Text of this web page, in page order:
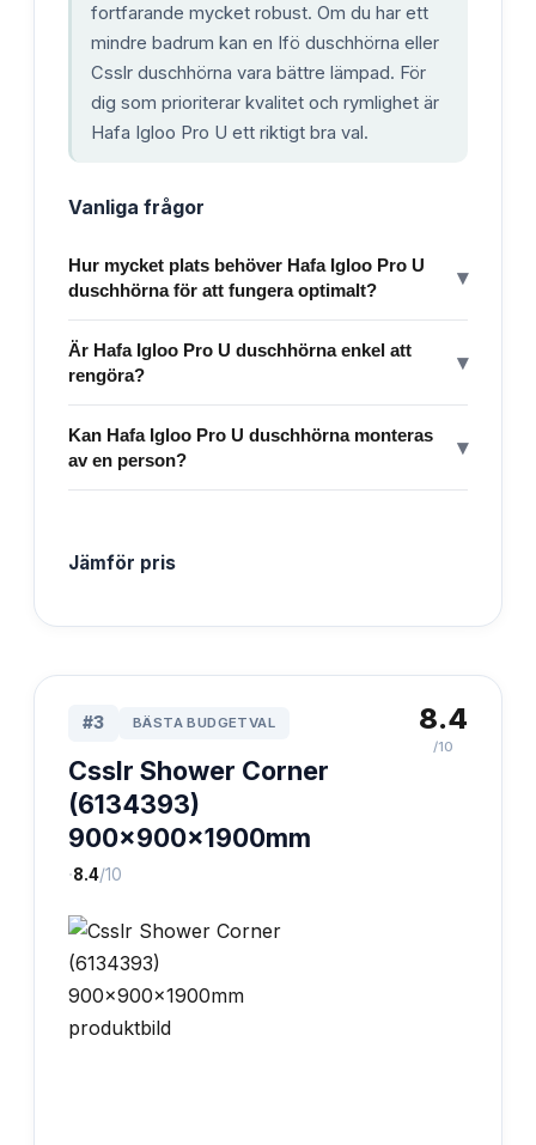
fortfarande mycket robust. Om du har ett
mindre badrum kan en Ifö duschhörna eller
Csslr duschhörna vara bättre lämpad. För
dig som prioriterar kvalitet och rymlighet är
Hafa Igloo Pro U ett riktigt bra val.
Vanliga frågor
Hur mycket plats behöver Hafa Igloo Pro U
duschhörna för att fungera optimalt?
▾
Är Hafa Igloo Pro U duschhörna enkel att
rengöra?
▾
Kan Hafa Igloo Pro U duschhörna monteras
av en person?
▾
Jämför pris
#3 BÄSTA BUDGETVAL
Csslr Shower Corner
(6134393)
900x900x1900mm
·8.4/10
8.4
/10